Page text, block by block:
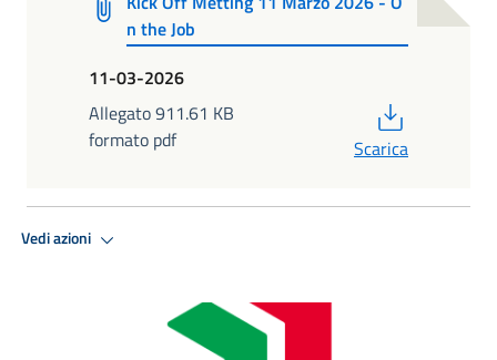
n the Job
11-03-2026
Allegato 911.61 KB
formato pdf
Scarica
Vedi azioni